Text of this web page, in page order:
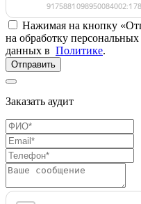
Нажимая на кнопку
на обработку
данных в Политике.
Отправить
Заказать аудит